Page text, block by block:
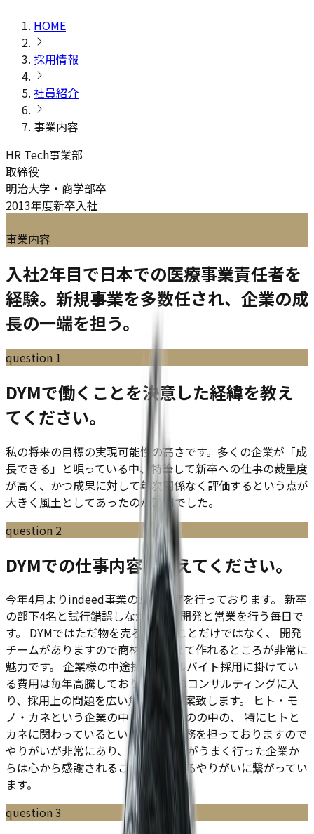
HOME
採用情報
社員紹介
事業内容
HR Tech事業部
取締役
明治大学・商学部卒
2013年度新卒入社
事業内容
入社2年目で日本での医療事業責任者を
経験。新規事業を多数任され、企業の成
長の一端を担う。
question 1
DYMで働くことを決意した経緯を教え
てください。
私の将来の目標の実現可能性の高さです。多くの企業が「成
長できる」と唄っている中、特筆して新卒への仕事の裁量度
が高く、かつ成果に対して年次関係なく評価するという点が
大きく風土としてあったのがDYMでした。
question 2
DYMでの仕事内容を教えてください。
今年4月よりindeed事業の立ち上げを行っております。 新卒
の部下4名と試行錯誤しながら商材開発と営業を行う毎日で
す。 DYMではただ物を売るということだけではなく、 開発
チームがありますので商材自ら考えて作れるところが非常に
魅力です。 企業様の中途採用、アルバイト採用に掛けてい
る費用は毎年高騰しており、 ここのコンサルティングに入
り、採用上の問題を広い角度から提案致します。 ヒト・モ
ノ・カネという企業の中で大切なものの中の、 特にヒトと
カネに関わっているという重大な任務を担っておりますので
やりがいが非常にあり、 さらに戦略がうまく行った企業か
らは心から感謝されることがさらなるやりがいに繋がってい
ます。
question 3